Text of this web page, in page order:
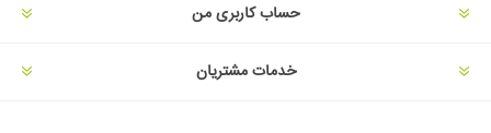
حساب کاربری من
خدمات مشتریان